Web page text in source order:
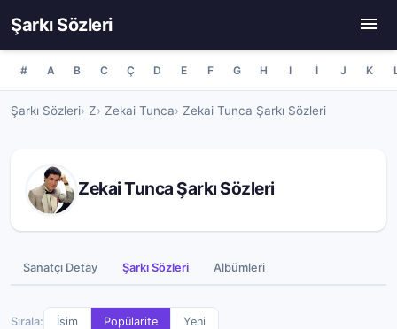
Şarkı Sözleri
# A B C Ç D E F G H I İ J K
Şarkı Sözleri Z Zekai Tunca Zekai Tunca Şarkı Sözleri
Zekai Tunca Şarkı Sözleri
Sanatçı Detay Şarkı Sözleri Albümleri
Sırala: İsim Popülarite Yeni